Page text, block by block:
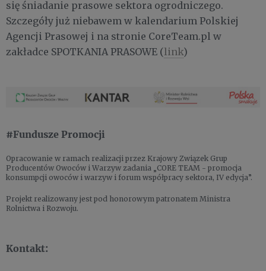
się śniadanie prasowe sektora ogrodniczego.
Szczegóły już niebawem w kalendarium Polskiej
Agencji Prasowej i na stronie CoreTeam.pl w
zakładce SPOTKANIA PRASOWE (link)
#Fundusze Promocji
Opracowanie w ramach realizacji przez Krajowy Związek Grup
Producentów Owoców i Warzyw zadania „CORE TEAM - promocja
konsumpcji owoców i warzyw i forum współpracy sektora, IV edycja”.
Projekt realizowany jest pod honorowym patronatem Ministra
Rolnictwa i Rozwoju.
Kontakt: